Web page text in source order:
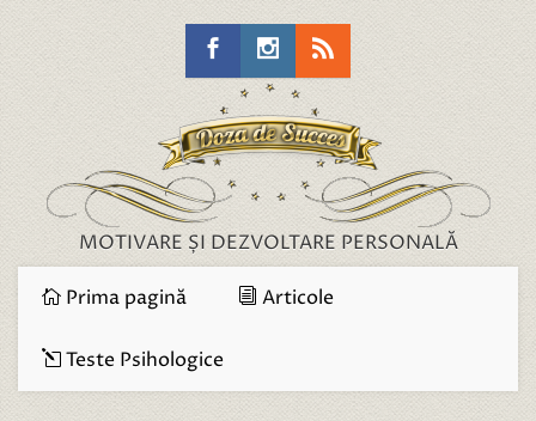
MOTIVARE ȘI DEZVOLTARE PERSONALĂ
Prima pagină Articole
Teste Psihologice